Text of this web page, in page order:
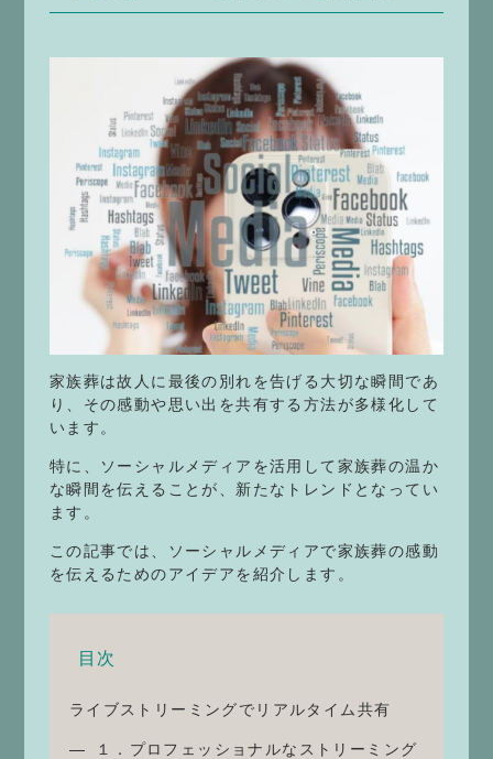
家族葬は故人に最後の別れを告げる大切な瞬間であ
り、その感動や思い出を共有する方法が多様化して
います。
特に、ソーシャルメディアを活用して家族葬の温か
な瞬間を伝えることが、新たなトレンドとなってい
ます。
この記事では、ソーシャルメディアで家族葬の感動
を伝えるためのアイデアを紹介します。
目次
ライブストリーミングでリアルタイム共有
１．プロフェッショナルなストリーミング